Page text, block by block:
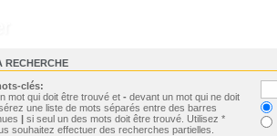
RECHERCHE
clés:
mot qui doit être trouvé et - devant un mot qui ne doit
une liste de mots séparés entre des barres
| si seul un des mots doit être trouvé. Utilisez *
souhaitez effectuer des recherches partielles.